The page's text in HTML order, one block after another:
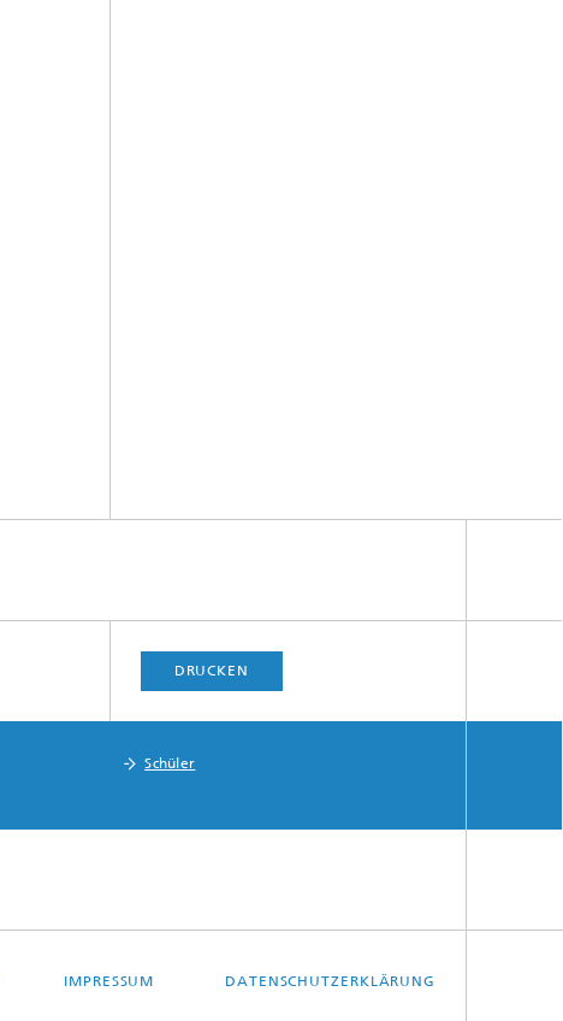
DRUCKEN
Schüler
IMPRESSUM DATENSCHUTZERKLÄRUNG